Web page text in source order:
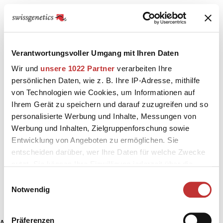
Verantwortungsvoller Umgang mit Ihren Daten
Wir und unsere 1022 Partner verarbeiten Ihre
persönlichen Daten, wie z. B. Ihre IP-Adresse, mithilfe
von Technologien wie Cookies, um Informationen auf
Ihrem Gerät zu speichern und darauf zuzugreifen und so
personalisierte Werbung und Inhalte, Messungen von
Werbung und Inhalten, Zielgruppenforschung sowie
Entwicklung von Angeboten zu ermöglichen. Sie
entscheiden darüber, wer Ihre Daten für welche Zwecke
Trigger Symbol ändern oder widerrufen
Notwendig
Präferenzen